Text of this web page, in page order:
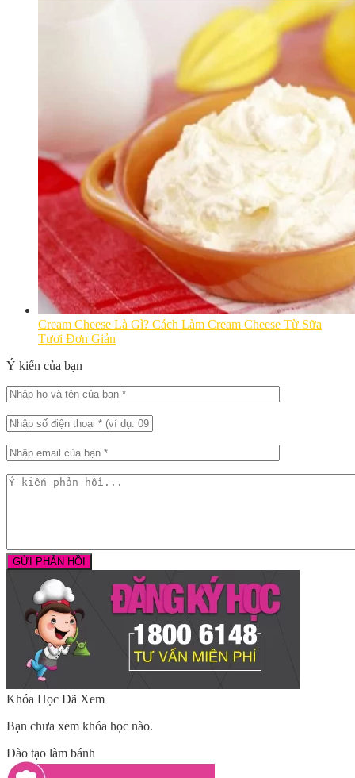
Cream Cheese Là Gì? Cách Làm Cream Cheese Từ Sữa
Tươi Đơn Giản
Ý kiến của bạn
Khóa Học Đã Xem
Bạn chưa xem khóa học nào.
Đào tạo làm bánh